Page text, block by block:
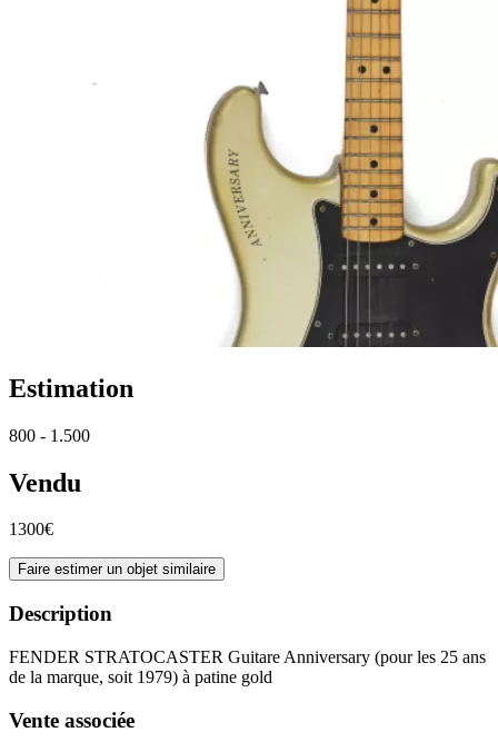
Estimation
800 - 1.500
Vendu
1300€
Faire estimer un objet similaire
Description
FENDER STRATOCASTER Guitare Anniversary (pour les 25 ans
de la marque, soit 1979) à patine gold
Vente associée